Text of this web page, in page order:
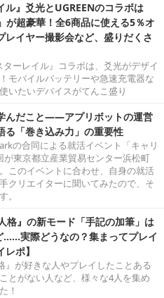
ル』爻光とUGREENのコラボは
が超豪華！全6商品に使える5％オ
レイヤー撮影会など、盛りだくさ
ターレイル』コラボは、爻光がデザイ
モバイルバッテリーや急速充電器な
いたいデバイスがてんこ盛り
んだこと――アプリボットの運営
る「巻き込み力」の重要性
の合同による就活イベント「キャリ
が東京都立産業貿易センター浜松町
このイベントに合わせ、自身の就活
クリエイターに聞いてみたので、そ
。
格』の新モード「手記の加筆」は
……実際どうなの？集まってプレイ
ポ】
』が好きな人やプレイしたことある
とがない人など、様々な4人を集め
！